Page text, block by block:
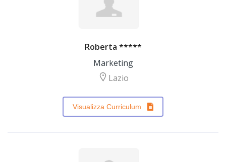
Roberta *****
Marketing
Lazio
Visualizza Curriculum